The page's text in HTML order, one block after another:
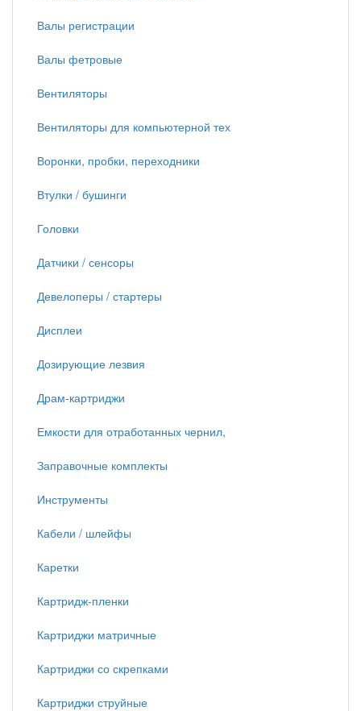
Валы регистрации
Валы фетровые
Вентиляторы
Вентиляторы для компьютерной тех
Воронки, пробки, переходники
Втулки / бушинги
Головки
Датчики / сенсоры
Девелоперы / стартеры
Дисплеи
Дозирующие лезвия
Драм-картриджи
Емкости для отработанных чернил,
Заправочные комплекты
Инструменты
Кабели / шлейфы
Каретки
Картридж-пленки
Картриджи матричные
Картриджи со скрепками
Картриджи струйные